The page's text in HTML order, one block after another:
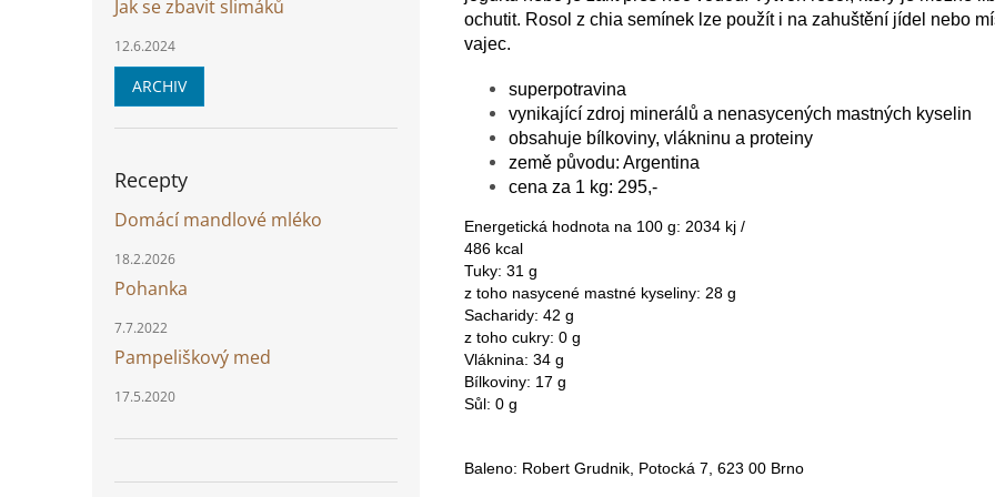
Jak se zbavit slimáků
12.6.2024
ARCHIV
Recepty
Domácí mandlové mléko
18.2.2026
Pohanka
7.7.2022
Pampeliškový med
17.5.2020
ochutit. Rosol z chia semínek lze použít i na zahuštění jídel nebo
vajec.
superpotravina
vynikající zdroj minerálů a nenasycených mastných kyselin
obsahuje bílkoviny, vlákninu a proteiny
země původu: Argentina
cena za 1 kg: 295,-
Energetická hodnota na 100 g: 2034 kj /
486 kcal
Tuky: 31 g
z toho nasycené mastné kyseliny: 28 g
Sacharidy: 42 g
z toho cukry: 0 g
Vláknina: 34 g
Bílkoviny: 17 g
Sůl: 0 g
Baleno: Robert Grudnik, Potocká 7, 623 00 Brno